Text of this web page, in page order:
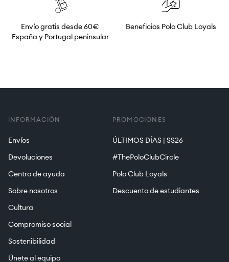
Envío gratis desde 60€
España y Portugal peninsular
Beneficios Polo Club Loyals
INFORMACIÓN
Envíos
Devoluciones
Centro de ayuda
Sobre nosotros
Cultura
Compromiso social
Sostenibilidad
Únete al equipo
PROMOCIONES
ÚLTIMOS DÍAS | SS26
#ThePoloClubCircle
Polo Club Loyals
Descuento de estudiantes